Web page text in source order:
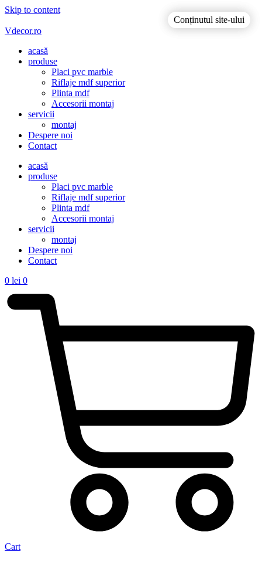
Skip to content
Vdecor.ro
acasă
produse
Placi pvc marble
Riflaje mdf superior
Plinta mdf
Accesorii montaj
servicii
montaj
Despere noi
Contact
acasă
produse
Placi pvc marble
Riflaje mdf superior
Plinta mdf
Accesorii montaj
servicii
montaj
Despere noi
Contact
0 lei 0
Cart
Conținutul site-ului
Conținutul site-ului